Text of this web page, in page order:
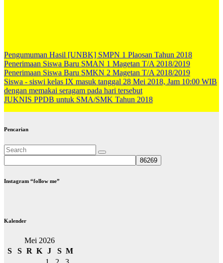
Pengumuman Hasil [UNBK] SMPN 1 Plaosan Tahun 2018
Penerimaan Siswa Baru SMAN 1 Magetan T/A 2018/2019
Penerimaan Siswa Baru SMKN 2 Magetan T/A 2018/2019
Siswa - siswi kelas IX masuk tanggal 28 Mei 2018, Jam 10:00 WIB
dengan memakai seragam pada hari tersebut
JUKNIS PPDB untuk SMA/SMK Tahun 2018
Pencarian
Instagram “follow me”
Kalender
Mei 2026
S
S R K J S M